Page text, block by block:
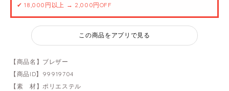
✔ 18,000円以上 → 2,000円OFF
この商品をアプリで見る
【商品名】ブレザー
【商品ID】99919704
【素 材】ポリエステル